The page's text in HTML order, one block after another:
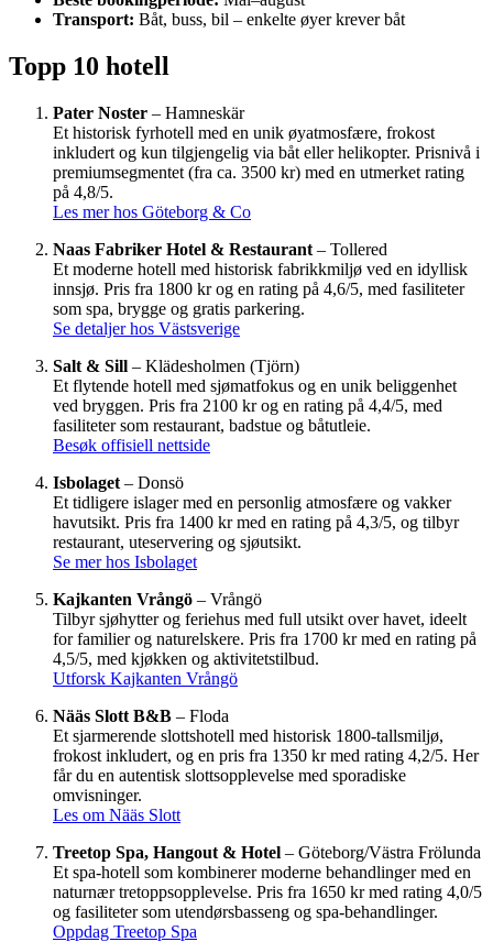
Transport: Båt, buss, bil – enkelte øyer krever båt
Topp 10 hotell
Pater Noster – Hamneskär
Et historisk fyrhotell med en unik øyatmosfære, frokost
inkludert og kun tilgjengelig via båt eller helikopter. Prisnivå i
premiumsegmentet (fra ca. 3500 kr) med en utmerket rating
på 4,8/5.
Les mer hos Göteborg & Co
Naas Fabriker Hotel & Restaurant – Tollered
Et moderne hotell med historisk fabrikkmiljø ved en idyllisk
innsjø. Pris fra 1800 kr og en rating på 4,6/5, med fasiliteter
som spa, brygge og gratis parkering.
Se detaljer hos Västsverige
Salt & Sill – Klädesholmen (Tjörn)
Et flytende hotell med sjømatfokus og en unik beliggenhet
ved bryggen. Pris fra 2100 kr og en rating på 4,4/5, med
fasiliteter som restaurant, badstue og båtutleie.
Besøk offisiell nettside
Isbolaget – Donsö
Et tidligere islager med en personlig atmosfære og vakker
havutsikt. Pris fra 1400 kr med en rating på 4,3/5, og tilbyr
restaurant, uteservering og sjøutsikt.
Se mer hos Isbolaget
Kajkanten Vrångö – Vrångö
Tilbyr sjøhytter og feriehus med full utsikt over havet, ideelt
for familier og naturelskere. Pris fra 1700 kr med en rating på
4,5/5, med kjøkken og aktivitetstilbud.
Utforsk Kajkanten Vrångö
Nääs Slott B&B – Floda
Et sjarmerende slottshotell med historisk 1800-tallsmiljø,
frokost inkludert, og en pris fra 1350 kr med rating 4,2/5. Her
får du en autentisk slottsopplevelse med sporadiske
omvisninger.
Les om Nääs Slott
Treetop Spa, Hangout & Hotel – Göteborg/Västra Frölunda
Et spa-hotell som kombinerer moderne behandlinger med en
naturnær tretoppsopplevelse. Pris fra 1650 kr med rating 4,0/5
og fasiliteter som utendørsbasseng og spa-behandlinger.
Oppdag Treetop Spa